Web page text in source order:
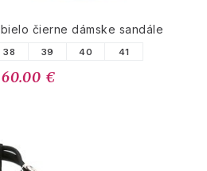
čierne dámske sandále
38 39 40 41
60.00 €